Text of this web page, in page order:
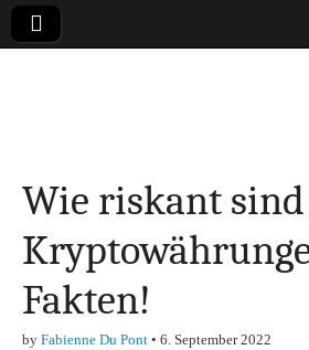
Finanzen,
Marketing-,
&
Wie riskant sind
Fakten!
by Fabienne Du Pont • 6. September 2022